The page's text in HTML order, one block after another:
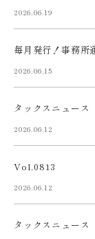
2026.06.19
毎月発行！事務所
2026.06.15
タックスニュー
2026.06.12
Vol.0813
2026.06.12
タックスニュー